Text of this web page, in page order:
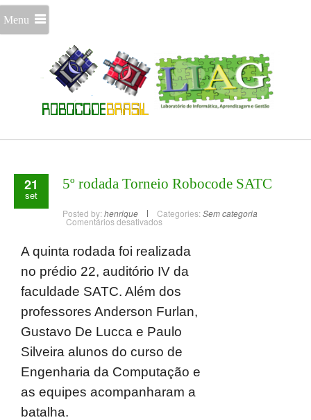
Menu
21
set
5º rodada Torneio Robocode SATC
Posted by: henrique Categories: Sem categoria
Comentários desativados
A quinta rodada foi realizada
no prédio 22, auditório IV da
faculdade SATC. Além dos
professores Anderson Furlan,
Gustavo De Lucca e Paulo
Silveira alunos do curso de
Engenharia da Computação e
as equipes acompanharam a
batalha.